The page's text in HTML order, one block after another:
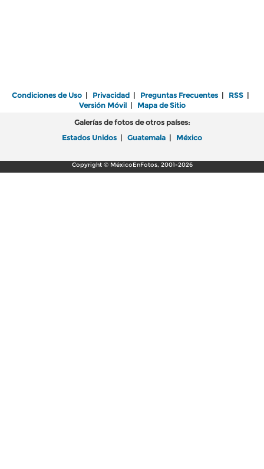
Condiciones de Uso | Privacidad | Preguntas Frecuentes | RSS |
Versión Móvil| Mapa de Sitio
Galerías de fotos de otros países:
Estados Unidos | Guatemala | México
Copyright © MéxicoEnFotos, 2001-2026